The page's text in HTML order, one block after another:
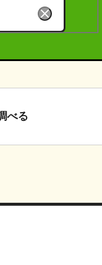
べる